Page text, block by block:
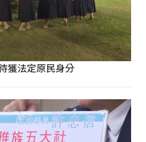
獲法定原民身分